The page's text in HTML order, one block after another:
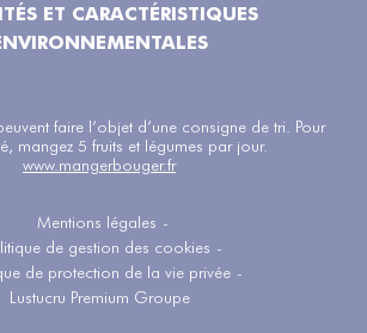
ET CARACTÉRISTIQUES
faire l’objet d’une consigne de tri. Pour
mangez 5 fruits et légumes par jour.
www.mangerbouger.fr
Mentions légales -
de gestion des cookies -
de protection de la vie privée -
Lustucru Premium Groupe